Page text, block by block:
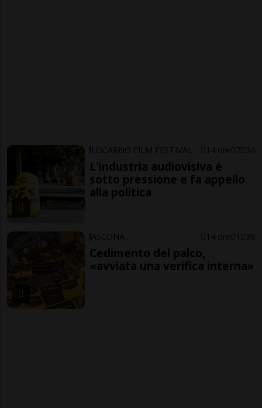
LOCARNO FILM FESTIVAL 14 ore 7 34
L'industria audiovisiva è
sotto pressione e fa appello
alla politica
ASCONA 14 ore 1 38
Cedimento del palco,
«avviata una verifica interna»